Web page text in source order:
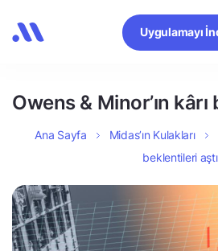
Uygulamayı
Owens & Minor’ın
Ana Sayfa Midas’ın Kulakları
beklentileri aştı